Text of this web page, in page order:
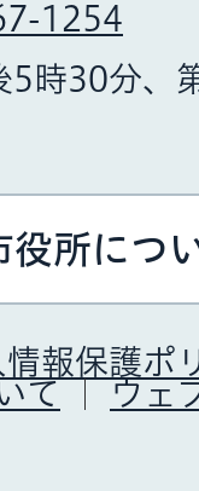
1254
5時30分、
役所につ
情報保護ポ
て
ウェ